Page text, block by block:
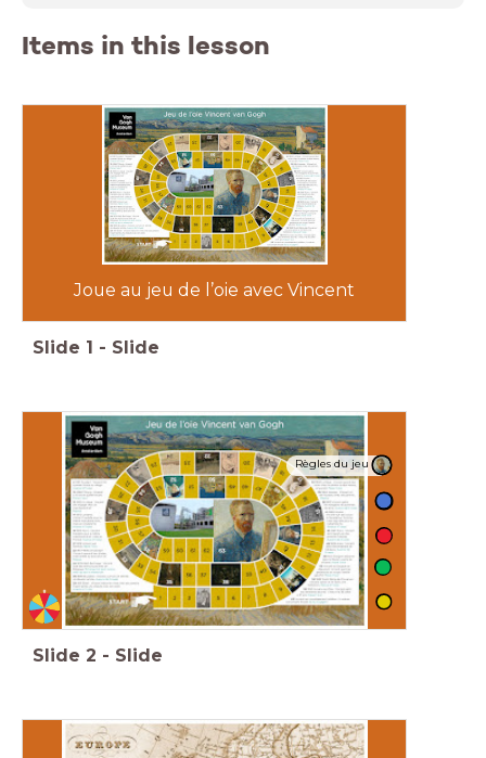
Items in this lesson
Joue au jeu de l’oie avec Vincent
Slide 1 - Slide
Règles du jeu
Slide 2 - Slide